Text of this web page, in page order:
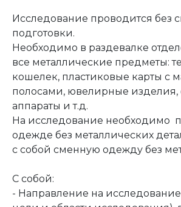
Исследование проводится без
подготовки.
Необходимо в раздевалке
все металлические предметы:
кошелек, пластиковые карты с
полосами, ювелирные изделия,
аппараты и т.д.
На исследование необходимо
одежде без металлических
с собой сменную одежду без
С собой:
- Направление на